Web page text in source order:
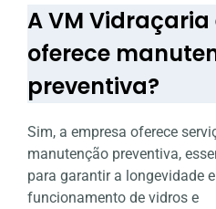
A VM Vidraçaria
oferece
preventiva?
Sim, a empresa oferece
manutenção preventiva,
para garantir a longevidade
funcionamento de vidros e